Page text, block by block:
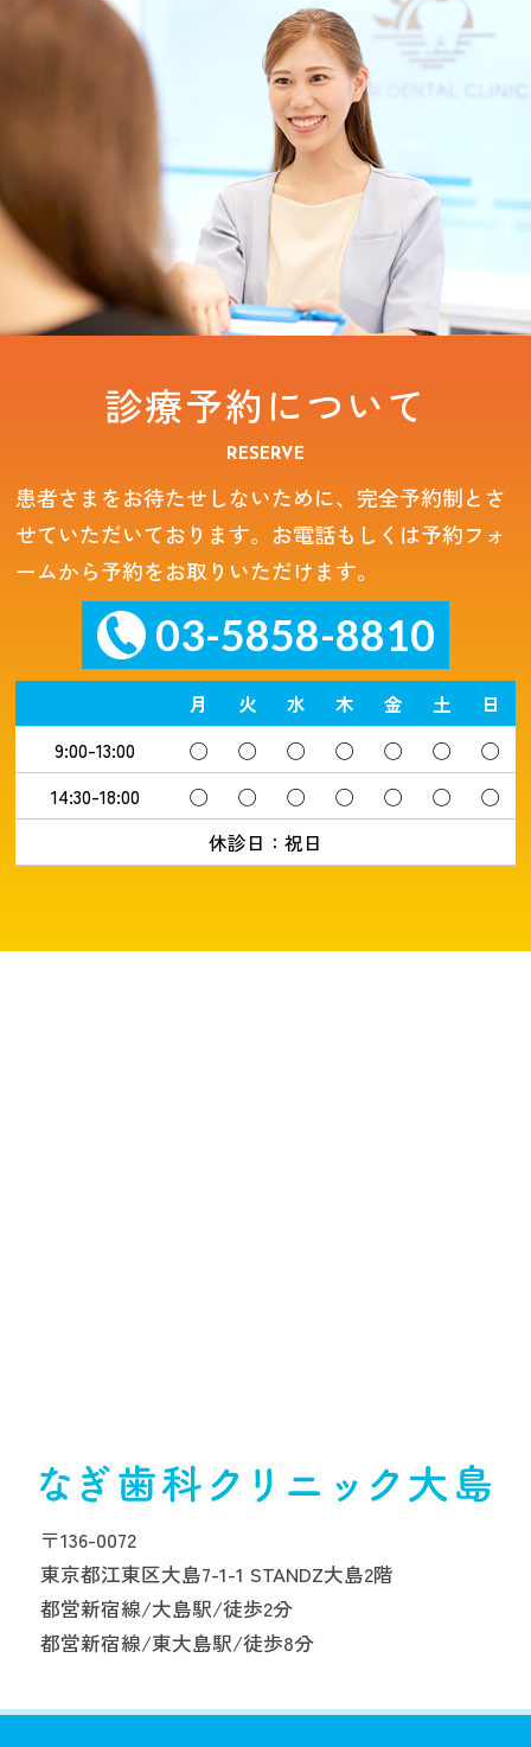
診療予約について
RESERVE
患者さまをお待たせしないために、完全予約制とさ
せていただいております。お電話もしくは予約フォ
ームから予約をお取りいただけます。
03-5858-8810
月 火 水 木 金 土
日
9:00-13:00
◯ ◯ ◯ ◯ ◯ ◯
◯
14:30-18:00
◯ ◯ ◯ ◯ ◯ ◯
◯
休診日：祝日
〒136-0072
東京都江東区大島7-1-1 STANDZ大島2階
都営新宿線/大島駅/徒歩2分
都営新宿線/東大島駅/徒歩8分